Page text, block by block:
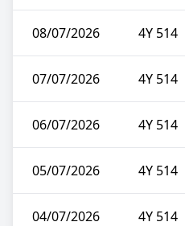
08/07/2026 4Y 514
07/07/2026 4Y 514
06/07/2026 4Y 514
05/07/2026 4Y 514
04/07/2026 4Y 514